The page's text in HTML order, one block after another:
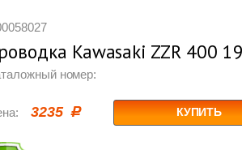
Kawasaki ZZR 400
номер:
3235 КУПИТЬ